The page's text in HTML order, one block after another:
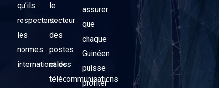
qu’ils
respectent
les
normes
internationales.
le
secteur
des
postes
et des
télécommunications
assurer
que
chaque
Guinéen
puisse
profiter